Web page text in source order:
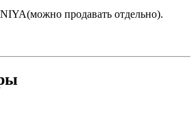
продавать отдельно).